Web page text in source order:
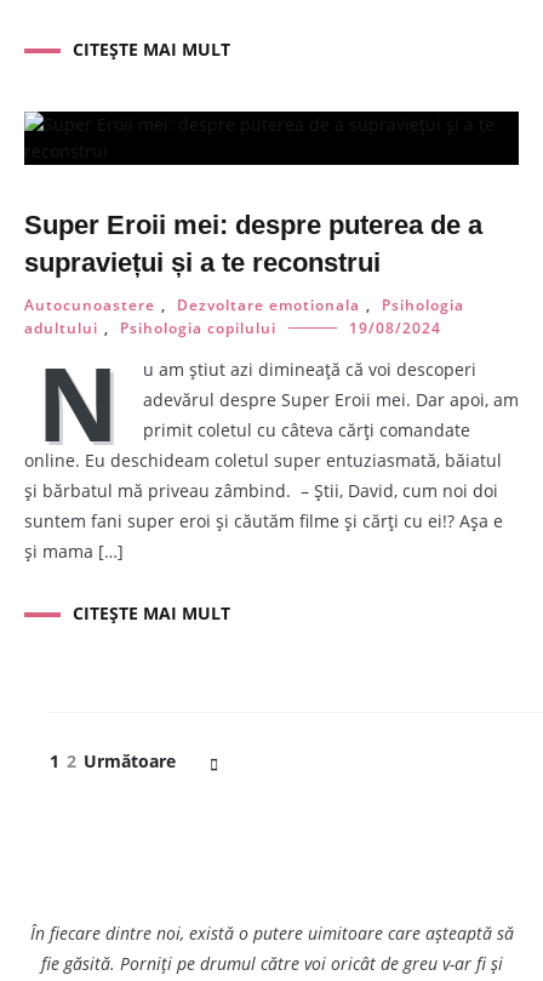
CITEȘTE MAI MULT
Super Eroii mei: despre puterea de a
supraviețui și a te reconstrui
Autocunoastere , Dezvoltare emotionala ,
Psihologia
adultului , Psihologia copilului 19/08/2024
N
u am știut azi dimineață că voi descoperi
adevărul despre Super Eroii mei. Dar apoi, am
primit coletul cu câteva cărți comandate
online. Eu deschideam coletul super entuziasmată, băiatul
și bărbatul mă priveau zâmbind. – Știi, David, cum noi doi
suntem fani super eroi și căutăm filme și cărți cu ei!? Așa e
și mama […]
CITEȘTE MAI MULT
Navigare
Pagină
1 Pagină
2 Următoare
În fiecare dintre noi, există o putere uimitoare care așteaptă să
fie găsită. Porniți pe drumul către voi oricât de greu v-ar fi și